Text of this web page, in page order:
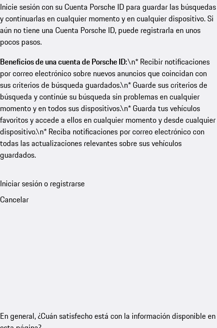
Inicie sesión con su Cuenta Porsche ID para guardar las búsquedas
y continuarlas en cualquier momento y en cualquier dispositivo. Si
aún no tiene una Cuenta Porsche ID, puede registrarla en unos
pocos pasos.
Beneficios de una cuenta de Porsche ID:\n* Recibir notificaciones
por correo electrónico sobre nuevos anuncios que coincidan con
sus criterios de búsqueda guardados.\n* Guarde sus criterios de
búsqueda y continúe su búsqueda sin problemas en cualquier
momento y en todos sus dispositivos.\n* Guarda tus vehículos
favoritos y accede a ellos en cualquier momento y desde cualquier
dispositivo.\n* Reciba notificaciones por correo electrónico con
todas las actualizaciones relevantes sobre sus vehículos
guardados.
Iniciar sesión o registrarse
Cancelar
En general, ¿Cuán satisfecho está con la información disponible en